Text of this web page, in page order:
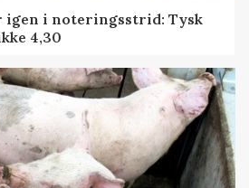
igen i noteringsstrid: Tysk
4,30